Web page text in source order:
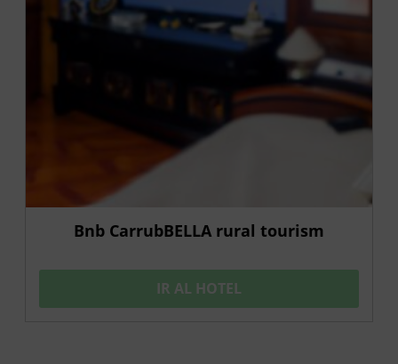
Bnb CarrubBELLA rural tourism
IR AL HOTEL